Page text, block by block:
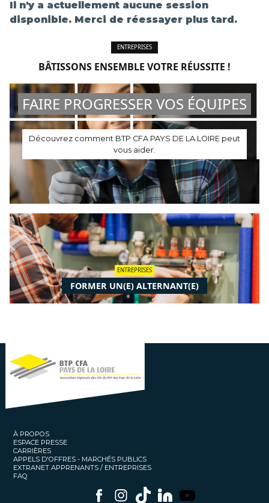
Il n'y a actuellement aucune session
disponible. Merci de réessayer plus tard.
ENTREPRISES
BÂTISSONS ENSEMBLE VOTRE RÉUSSITE !
FAIRE PROGRESSER VOS ÉQUIPES
Découvrez comment BTP CFA PAYS DE LA LOIRE peut
vous aider.
ENTREPRISES
FORMER UN(E) ALTERNANT(E)
À PROPOS
ESPACE PRESSE
CARRIÈRES
APPELS D'OFFRES - MARCHÉS PUBLICS
EXTRANET APPRENANTS / ENTREPRISES
FAQ